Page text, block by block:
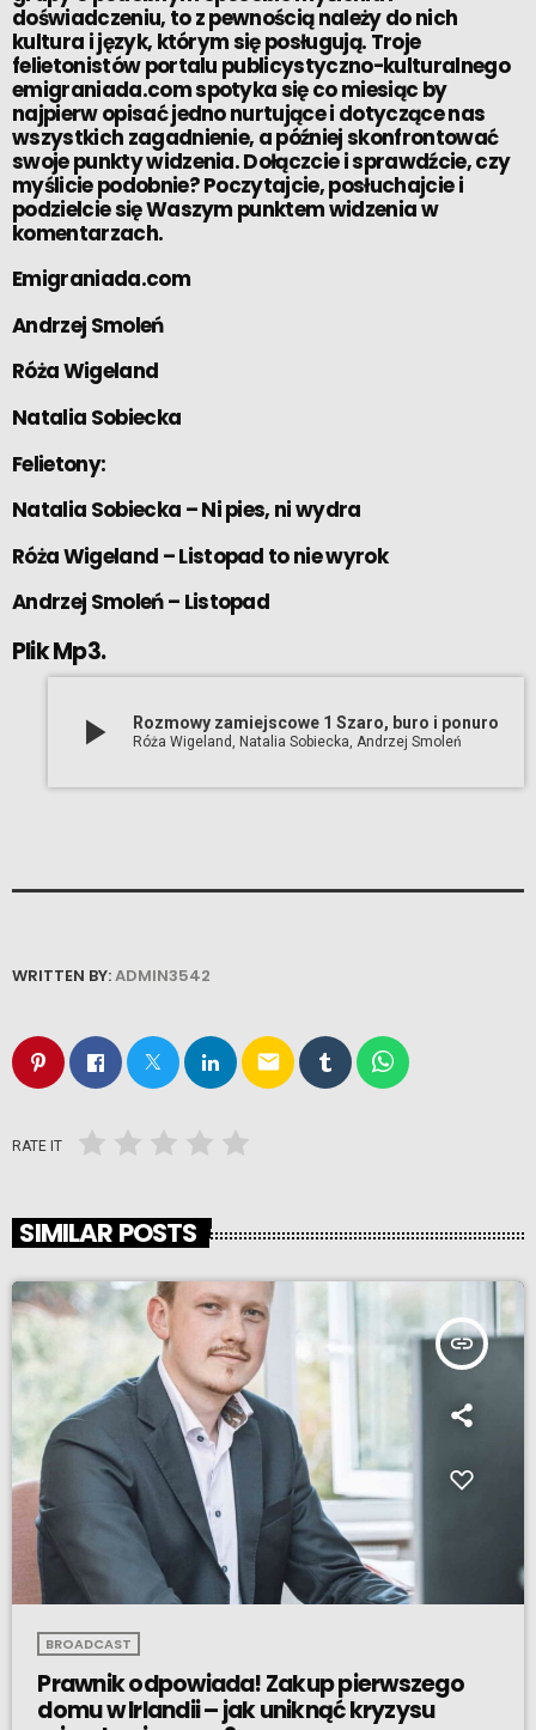
doświadczeniu, to z pewnością należy do nich
kultura i język, którym się posługują. Troje
felietonistów portalu publicystyczno-kulturalnego
emigraniada.com spotyka się co miesiąc by
najpierw opisać jedno nurtujące i dotyczące nas
wszystkich zagadnienie, a później skonfrontować
swoje punkty widzenia. Dołączcie i sprawdźcie, czy
myślicie podobnie? Poczytajcie, posłuchajcie i
podzielcie się Waszym punktem widzenia w
komentarzach.
Emigraniada.com
Andrzej Smoleń
Róża Wigeland
Natalia Sobiecka
Felietony:
Natalia Sobiecka –Ni pies, ni wydra
Róża Wigeland –Listopad to nie wyrok
Andrzej Smoleń – Listopad
Plik Mp3.
play_arrow Rozmowy zamiejscowe 1 Szaro, buro i ponuro
Róża Wigeland, Natalia Sobiecka, Andrzej Smoleń
WRITTEN BY:ADMIN3542
email
RATE IT
SIMILAR POSTS
insert_link
BROADCAST
Prawnik odpowiada! Zakup pierwszego
domu w Irlandii – jak uniknąć kryzysu